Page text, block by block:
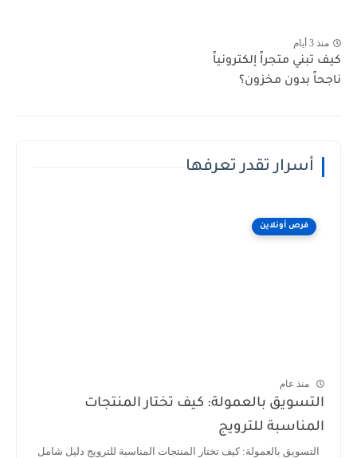
منذ 3 أيام
كيف تبني متجراً إلكترونياً
ناجحاً بدون مخزون؟
أسرار تقدر تعرفها
فرص أونلاين
منذ عام
التسويق بالعمولة: كيف تختار المنتجات
المناسبة للترويج
التسويق بالعمولة: كيف تختار المنتجات المناسبة للترويج دليل شامل